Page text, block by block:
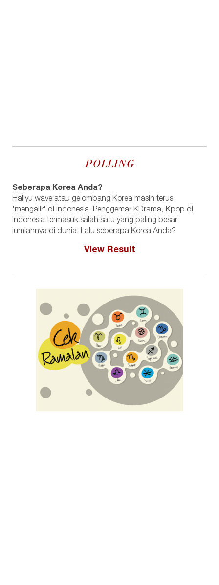
POLLING
Seberapa Korea Anda?
Hallyu wave atau gelombang Korea masih terus
'mengalir' di Indonesia. Penggemar KDrama, Kpop di
Indonesia termasuk salah satu yang paling besar
jumlahnya di dunia. Lalu seberapa Korea Anda?
View Result